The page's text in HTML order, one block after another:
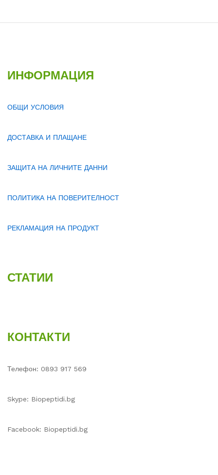
ИНФОРМАЦИЯ
ОБЩИ УСЛОВИЯ
ДОСТАВКА И ПЛАЩАНЕ
ЗАЩИТА НА ЛИЧНИТЕ ДАННИ
ПОЛИТИКА НА ПОВЕРИТЕЛНОСТ
РЕКЛАМАЦИЯ НА ПРОДУКТ
СТАТИИ
КОНТАКТИ
Телефон: 0893 917 569
Skype: Biopeptidi.bg
Facebook: Biopeptidi.bg